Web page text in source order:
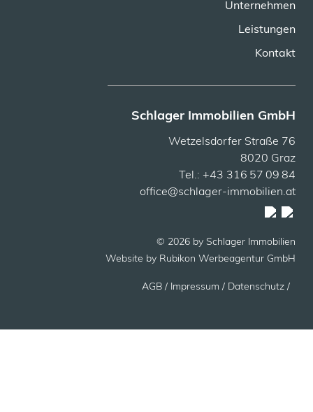
Schlager Immobilien GmbH
Wetzelsdorfer Straße 76
8020 Graz
Tel.: +43 316 57 09 84
office@schlager-immobilien.at
Unternehmen
Leistungen
Kontakt
© 2026 by Schlager Immobilien
Website by Rubikon Werbeagentur GmbH
AGB / Impressum / Datenschutz /